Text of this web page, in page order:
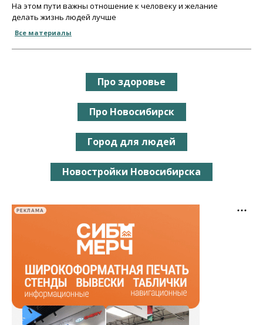
На этом пути важны отношение к человеку и желание
делать жизнь людей лучше
Все материалы
Про здоровье
Про Новосибирск
Город для людей
Новостройки Новосибирска
РЕКЛАМА